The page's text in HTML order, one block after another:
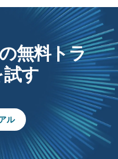
」をご確認くださ
の両方の機
タ品質・ガバナン
リューションで
ータの統合・整合
るクライアントマ
無料トラ
す
ル